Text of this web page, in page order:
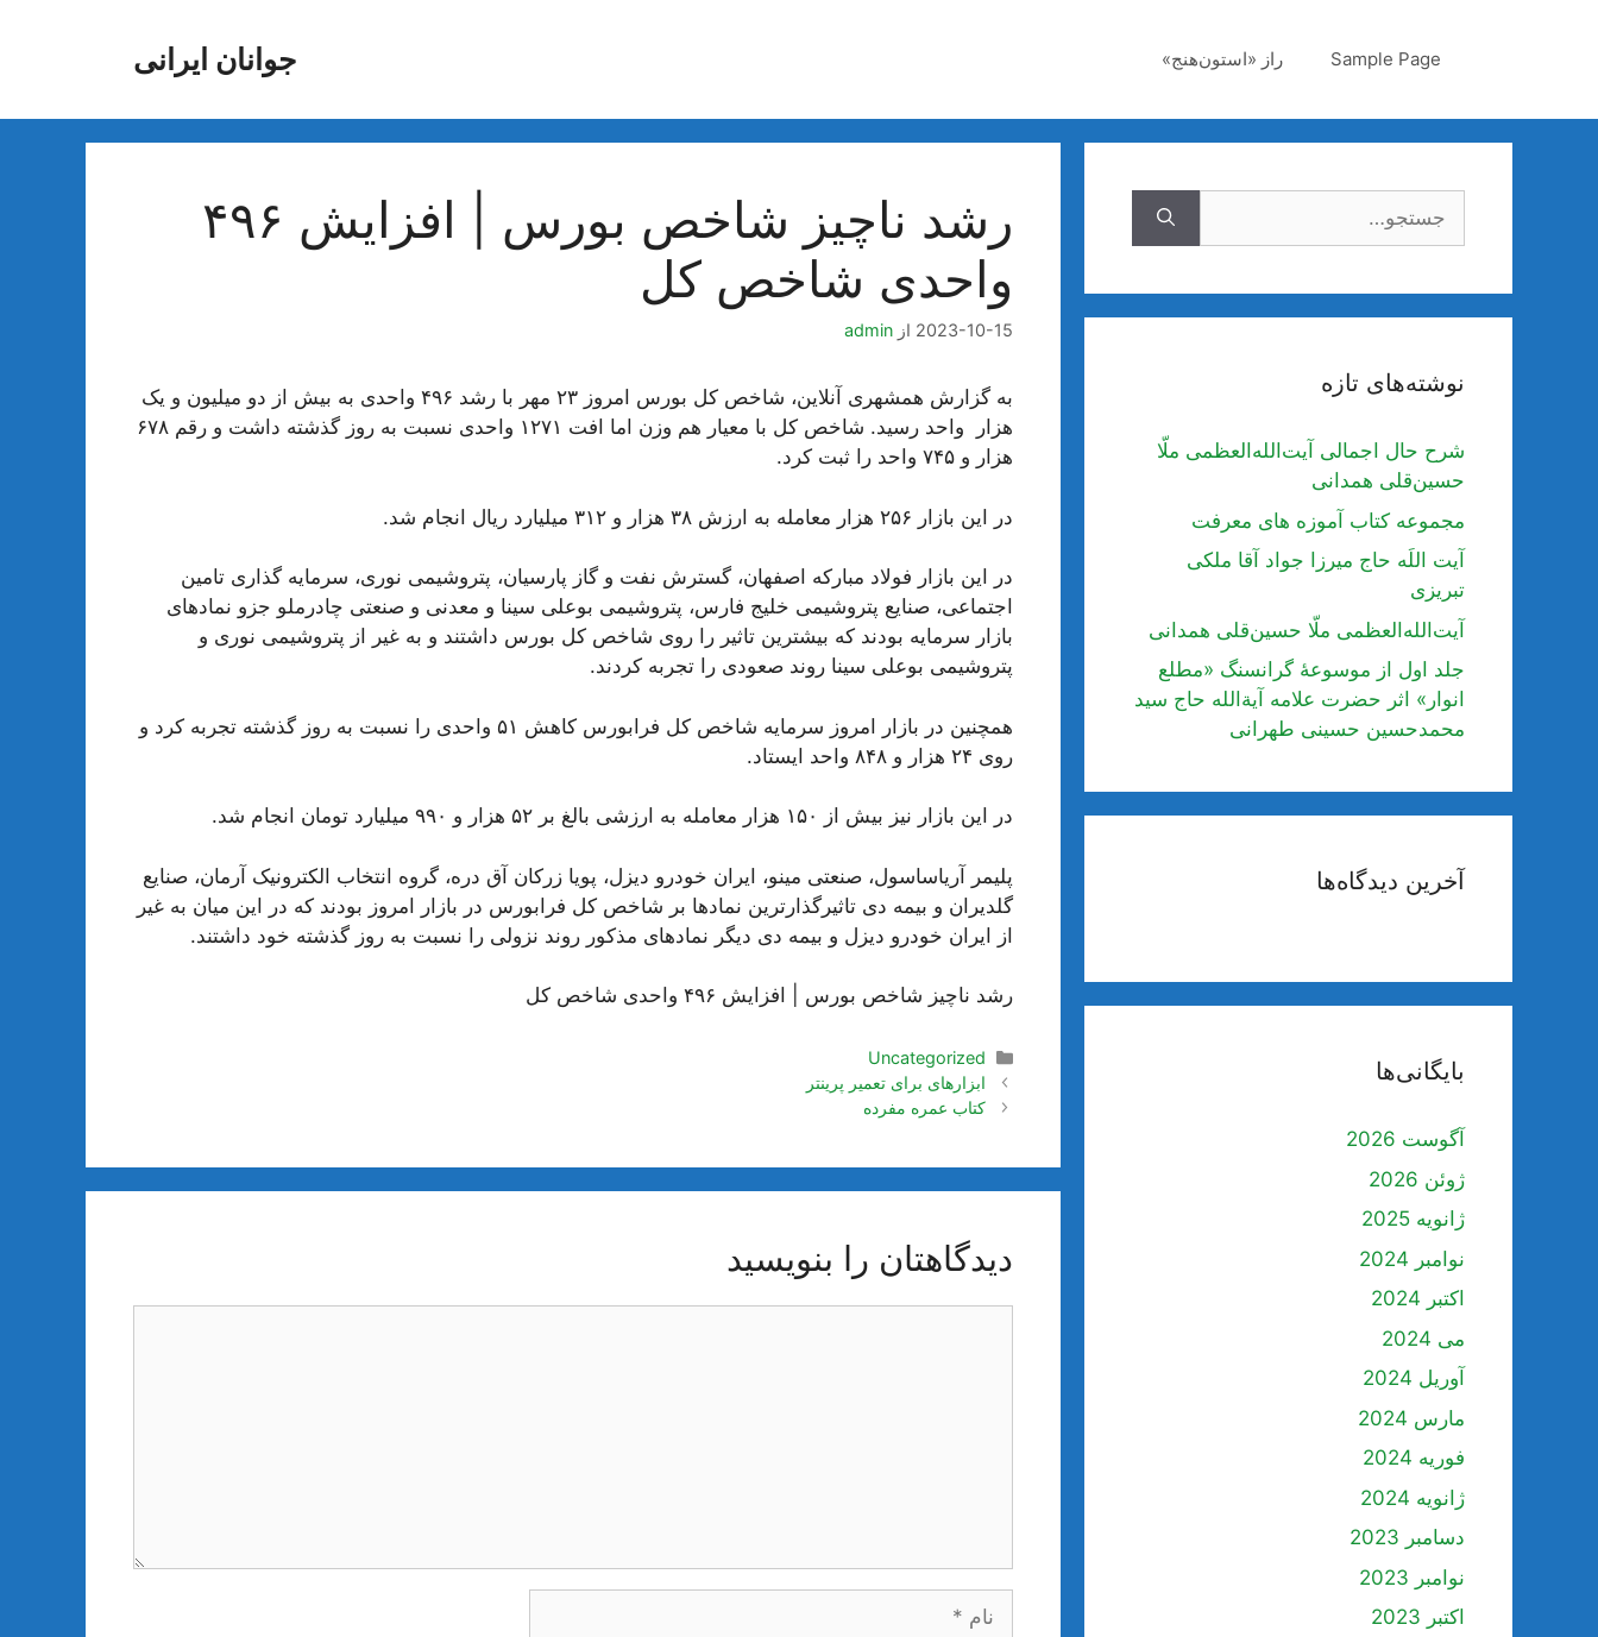
جوانان ایرانی Sample Page راز «استون‌هنج»
رشد ناچیز شاخص بورس | افزایش ۴۹۶
واحدی شاخص کل
2023-10-15 از admin
به گزارش همشهری آنلاین، شاخص کل بورس امروز ۲۳ مهر با رشد ۴۹۶ واحدی به بیش از دو میلیون و یک
هزار واحد رسید. شاخص کل با معیار هم وزن اما افت ۱۲۷۱ واحدی نسبت به روز گذشته داشت و رقم ۶۷۸
هزار و ۷۴۵ واحد را ثبت کرد.
در این بازار ۲۵۶ هزار معامله به ارزش ۳۸ هزار و ۳۱۲ میلیارد ریال انجام شد.
در این بازار فولاد مبارکه اصفهان، گسترش نفت و گاز پارسیان، پتروشیمی نوری، سرمایه‌ گذاری تامین
اجتماعی، صنایع پتروشیمی خلیج فارس، پتروشیمی بوعلی سینا و معدنی ‌و صنعتی چادرملو جزو نمادهای
بازار سرمایه بودند که بیشترین تاثیر را روی شاخص کل بورس داشتند و به غیر از پتروشیمی نوری و
پتروشیمی بوعلی سینا روند صعودی را تجربه کردند.
همچنین در بازار امروز سرمایه شاخص کل فرابورس کاهش ۵۱ واحدی را نسبت به روز گذشته تجربه کرد و
روی ۲۴ هزار و ۸۴۸ واحد ایستاد.
در این بازار نیز بیش از ۱۵۰ هزار معامله به ارزشی بالغ بر ۵۲ هزار و ۹۹۰ میلیارد تومان انجام شد.
پلیمر آریاساسول، صنعتی مینو، ایران خودرو دیزل، پویا زرکان آق دره، گروه انتخاب الکترونیک آرمان، صنایع
گلدیران و بیمه دی تاثیرگذارترین نمادها بر شاخص کل فرابورس در بازار امروز بودند که در این میان به غیر
از ایران خودرو دیزل و بیمه دی دیگر نمادهای مذکور روند نزولی را نسبت به روز گذشته خود داشتند.
رشد ناچیز شاخص بورس | افزایش ۴۹۶ واحدی شاخص کل
دسته‌ها
Uncategorized
ناوبری
نوشته‌ها
ابزارهای برای تعمیر پرینتر
کتاب عمره مفرده
دیدگاهتان را بنویسید
نوشته‌های تازه
شرح حال اجمالی آیت‌الله‌العظمی ملّا
حسین‌قلی همدانی
مجموعه کتاب آموزه های معرفت
آیت اللَه حاج میرزا جواد آقا ملکی
تبریزی
آیت‌الله‌العظمی ملّا حسین‌قلی همدانی
جلد اول از موسوعۀ گرانسنگ «مطلع
انوار» اثر حضرت علامه آیة‌الله حاج سید
محمدحسین حسینی طهرانی
آخرین دیدگاه‌ها
بایگانی‌ها
آگوست 2026
ژوئن 2026
ژانویه 2025
نوامبر 2024
اکتبر 2024
می 2024
آوریل 2024
مارس 2024
فوریه 2024
ژانویه 2024
دسامبر 2023
نوامبر 2023
اکتبر 2023